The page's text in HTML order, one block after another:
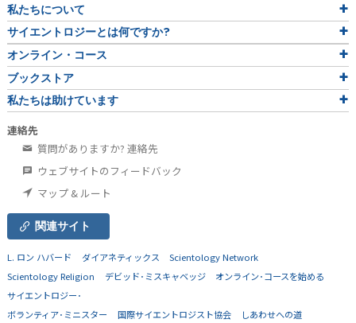
私たちについて
サイエントロジーとは何ですか?
オンライン・コース
ブックストア
私たちは助けています
連絡先
質問がありますか? 連絡先
ウェブサイトのフィードバック
マップ & ルート
関連サイト
L. ロン ハバード ダイアネティックス
Scientology Network
Scientology Religion
デビッド･ミスキャベッジ
オンライン･コースを始める
サイエントロジー･
ボランティア･ミニスター
国際サイエントロジスト協会 しあわせへの道